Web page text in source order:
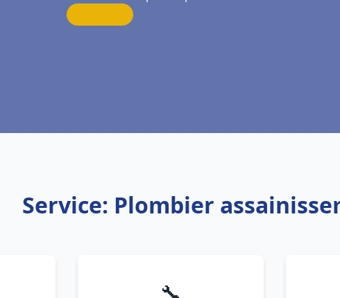
Service: Plombier